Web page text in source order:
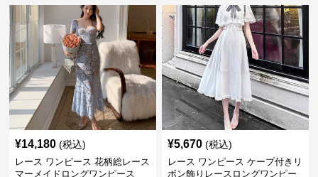
¥14,180 (税込)
レース ワンピース 花柄総レース
マーメイドロングワンピース
¥5,670 (税込)
レース ワンピース ケープ付きリ
ボン飾りレースロングワンピー